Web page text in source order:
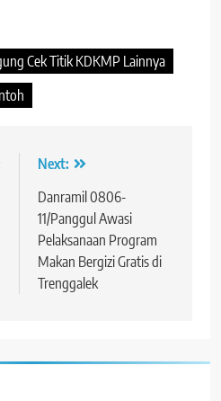
Cek Titik KDKMP Lainnya
Next:
Danramil 0806-
11/Panggul Awasi
Pelaksanaan Program
Makan Bergizi Gratis di
Trenggalek